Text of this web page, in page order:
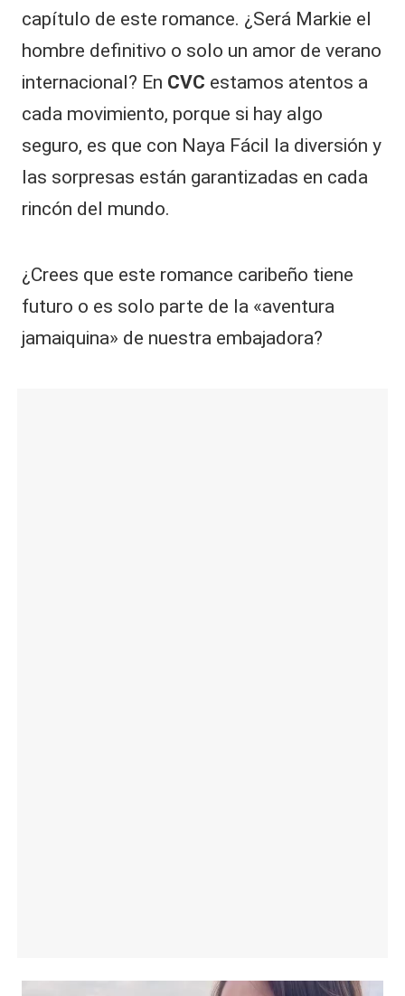
capítulo de este romance. ¿Será Markie el
hombre definitivo o solo un amor de verano
internacional? En CVC estamos atentos a
cada movimiento, porque si hay algo
seguro, es que con Naya Fácil la diversión y
las sorpresas están garantizadas en cada
rincón del mundo.
¿Crees que este romance caribeño tiene
futuro o es solo parte de la «aventura
jamaiquina» de nuestra embajadora?